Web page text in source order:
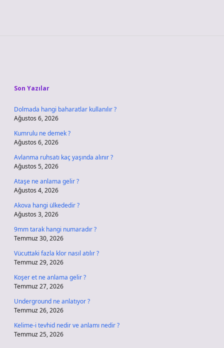
Son Yazılar
Dolmada hangi baharatlar kullanılır ?
Ağustos 6, 2026
Kumrulu ne demek ?
Ağustos 6, 2026
Avlanma ruhsatı kaç yaşında alınır ?
Ağustos 5, 2026
Ataşe ne anlama gelir ?
Ağustos 4, 2026
Akova hangi ülkededir ?
Ağustos 3, 2026
9mm tarak hangi numaradır ?
Temmuz 30, 2026
Vücuttaki fazla klor nasıl atılır ?
Temmuz 29, 2026
Koşer et ne anlama gelir ?
Temmuz 27, 2026
Underground ne anlatıyor ?
Temmuz 26, 2026
Kelime-i tevhid nedir ve anlamı nedir ?
Temmuz 25, 2026